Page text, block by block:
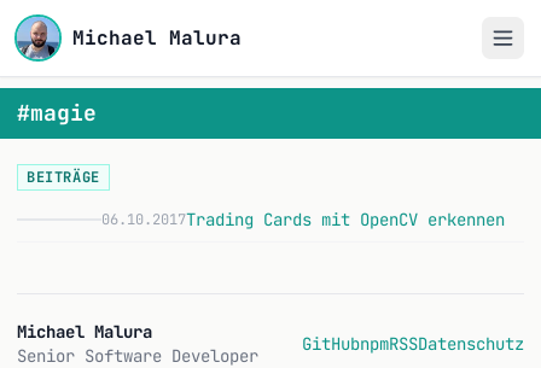
Michael Malura
#magie
BEITRÄGE
06.10.2017Trading Cards mit OpenCV erkennen
Michael Malura
Senior Software Developer
GitHubnpmRSSDatenschutz